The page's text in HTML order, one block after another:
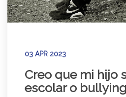
03 APR 2023
Creo que mi hijo
escolar o bullying